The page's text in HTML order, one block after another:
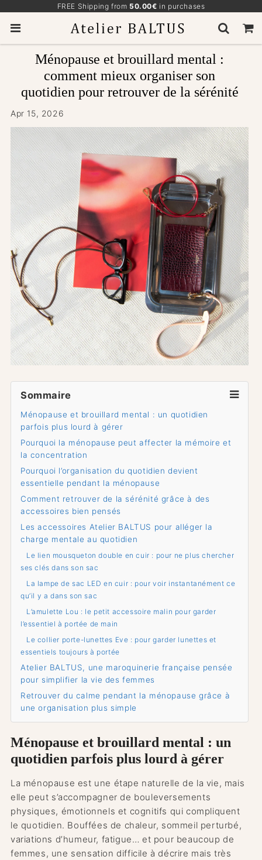
FREE Shipping from 50.00€ in purchases
Ménopause et brouillard mental :
comment mieux organiser son
quotidien pour retrouver de la sérénité
Apr 15, 2026
Sommaire
Ménopause et brouillard mental : un quotidien
parfois plus lourd à gérer
Pourquoi la ménopause peut affecter la mémoire et
la concentration
Pourquoi l’organisation du quotidien devient
essentielle pendant la ménopause
Comment retrouver de la sérénité grâce à des
accessoires bien pensés
Les accessoires Atelier BALTUS pour alléger la
charge mentale au quotidien
Le lien mousqueton double en cuir : pour ne plus chercher
ses clés dans son sac
La lampe de sac LED en cuir : pour voir instantanément ce
qu’il y a dans son sac
L’amulette Lou : le petit accessoire malin pour garder
l’essentiel à portée de main
Le collier porte-lunettes Eve : pour garder lunettes et
essentiels toujours à portée
Atelier BALTUS, une maroquinerie française pensée
pour simplifier la vie des femmes
Retrouver du calme pendant la ménopause grâce à
une organisation plus simple
Ménopause et brouillard mental : un
quotidien parfois plus lourd à gérer
La ménopause est une étape naturelle de la vie, mais
elle peut s’accompagner de bouleversements
physiques, émotionnels et cognitifs qui compliquent
le quotidien. Bouffées de chaleur, sommeil perturbé,
variations d’humeur, fatigue… et pour beaucoup de
femmes, une sensation difficile à décrire mais très